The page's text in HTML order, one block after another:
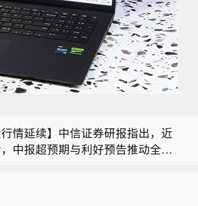
橙色地质灾害气象风险预警】自
合发布橙色地质灾害气象风险预
江东部、安徽西部和南部等地部
橙色预警）。各级政府及有关部
少基金经理对于当前科技行情长
AI产业浪潮不是短期主题炒作，科
情延续】中信证券研报指出，近
中报超预期与利好预告推动全年